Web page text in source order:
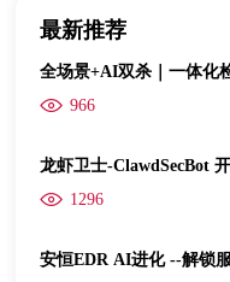
最新推荐
全场景+AI双杀｜一体化
966
龙虾卫士-ClawdSecBot
1296
安恒EDR AI进化 --解锁